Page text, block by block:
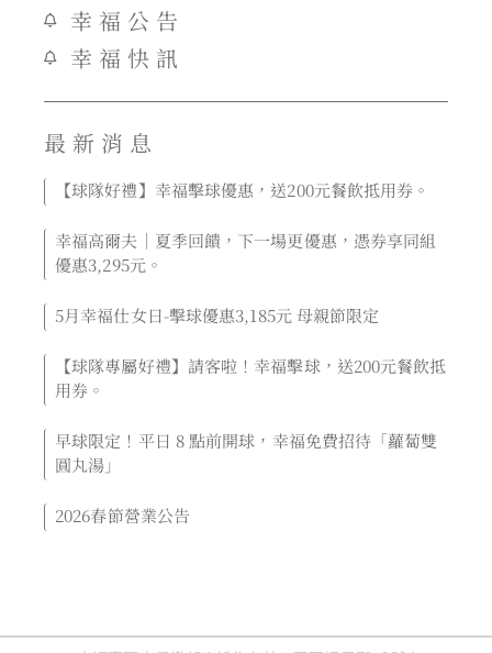
幸福公告
幸福快訊
最新消息
【球隊好禮】幸福擊球優惠，送200元餐飲抵用券。
幸福高爾夫｜夏季回饋，下一場更優惠，憑券享同組
優惠3,295元。
5月幸福仕女日-擊球優惠3,185元 母親節限定
【球隊專屬好禮】請客啦！幸福擊球，送200元餐飲抵
用券。
早球限定！平日 8 點前開球，幸福免費招待「蘿蔔雙
圓丸湯」
2026春節營業公告